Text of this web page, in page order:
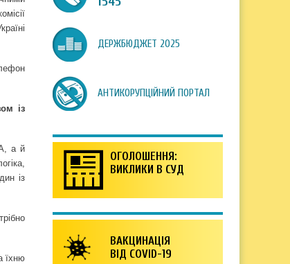
із
а й
із
їхню
ДЕРЖБЮДЖЕТ 2025
АНТИКОРУПЦІЙНИЙ ПОРТАЛ
ОГОЛОШЕННЯ:
ВИКЛИКИ В СУД
ВАКЦИНАЦІЯ
ВІД COVID-19